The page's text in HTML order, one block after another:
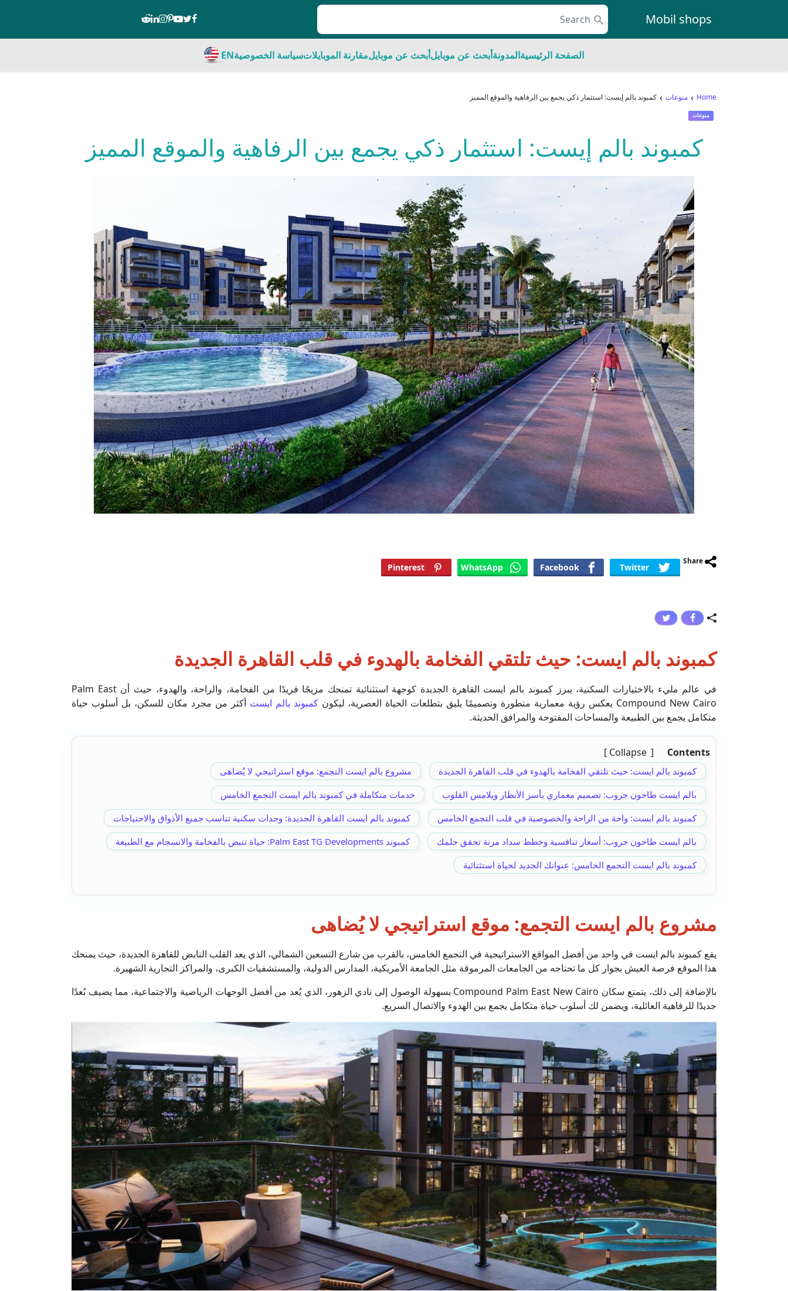
Main Navigation
Mobil shops
الصفحة الرئيسيةالمدونةأبحث عن موبايلأبحث عن موبايلمقارنة الموبايلاتسياسة الخصوصيةEN
Home
› منوعات › كمبوند بالم إيست: استثمار ذكي يجمع بين الرفاهية والموقع المميز
منوعات
كمبوند بالم إيست: استثمار ذكي يجمع بين الرفاهية والموقع المميز
Share
Twitter
Facebook
WhatsApp
Pinterest
كمبوند بالم ايست: حيث تلتقي الفخامة بالهدوء في قلب القاهرة الجديدة
في عالم مليء بالاختيارات السكنية، يبرز كمبوند بالم ايست القاهرة الجديدة كوجهة استثنائية تمنحك مزيجًا فريدًا من الفخامة، والراحة، والهدوء، حيث أن Palm East
Compound New Cairo يعكس رؤية معمارية متطورة وتصميمًا يليق بتطلعات الحياة العصرية، ليكون
كمبوند بالم ايست أكثر من مجرد مكان للسكن، بل أسلوب حياة
متكامل يجمع بين الطبيعة والمساحات المفتوحة والمرافق الحديثة.
Contents
Collapse
كمبوند بالم ايست: حيث تلتقي الفخامة بالهدوء في قلب القاهرة الجديدة
مشروع بالم ايست التجمع: موقع استراتيجي لا يُضاهى
بالم ايست طاحون جروب: تصميم معماري يأسر الأنظار ويلامس القلوب
خدمات متكاملة في كمبوند بالم ايست التجمع الخامس
كمبوند بالم ايست: واحة من الراحة والخصوصية في قلب التجمع الخامس
كمبوند بالم ايست القاهرة الجديدة: وحدات سكنية تناسب جميع الأذواق والاحتياجات
بالم ايست طاحون جروب: أسعار تنافسية وخطط سداد مرنة تحقق حلمك
كمبوند Palm East TG Developments: حياة تنبض بالفخامة والانسجام مع الطبيعة
كمبوند بالم ايست التجمع الخامس: عنوانك الجديد لحياة استثنائية
مشروع بالم ايست التجمع: موقع استراتيجي لا يُضاهى
يقع كمبوند بالم ايست في واحد من أفضل المواقع الاستراتيجية في التجمع الخامس، بالقرب من شارع التسعين الشمالي، الذي يعد القلب النابض للقاهرة الجديدة، حيث يمنحك
هذا الموقع فرصة العيش بجوار كل ما تحتاجه من الجامعات المرموقة مثل الجامعة الأمريكية، المدارس الدولية، والمستشفيات الكبرى، والمراكز التجارية الشهيرة.
بالإضافة إلى ذلك، يتمتع سكان Compound Palm East New Cairo بسهولة الوصول إلى نادي الزهور، الذي يُعد من أفضل الوجهات الرياضية والاجتماعية، مما يضيف بُعدًا
جديدًا للرفاهية العائلية، ويضمن لك أسلوب حياة متكامل يجمع بين الهدوء والاتصال السريع.